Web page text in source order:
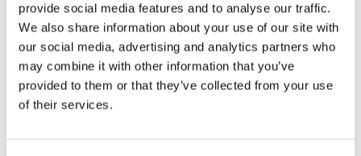
provide social media features and to analyse our traffic.
We also share information about your use of our site with
our social media, advertising and analytics partners who
may combine it with other information that you’ve
provided to them or that they’ve collected from your use
of their services.